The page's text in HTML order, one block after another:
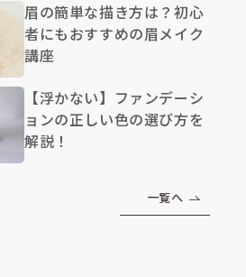
眉の簡単な描き方は？初心
者にもおすすめの眉メイク
講座
【浮かない】ファンデーシ
ョンの正しい色の選び方を
解説！
一覧へ